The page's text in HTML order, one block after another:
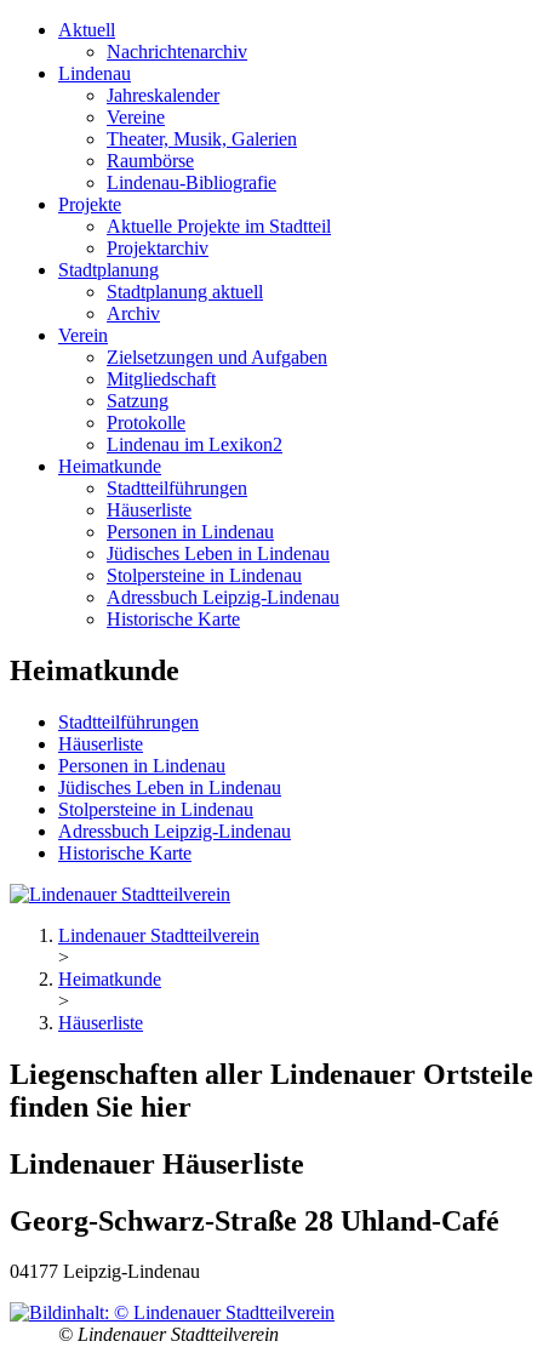
Aktuell
Nachrichtenarchiv
Lindenau
Jahreskalender
Vereine
Theater, Musik, Galerien
Raumbörse
Lindenau-Bibliografie
Projekte
Aktuelle Projekte im Stadtteil
Projektarchiv
Stadtplanung
Stadtplanung aktuell
Archiv
Verein
Zielsetzungen und Aufgaben
Mitgliedschaft
Satzung
Protokolle
Lindenau im Lexikon2
Heimatkunde
Stadtteilführungen
Häuserliste
Personen in Lindenau
Jüdisches Leben in Lindenau
Stolpersteine in Lindenau
Adressbuch Leipzig-Lindenau
Historische Karte
Heimatkunde
Stadtteilführungen
Häuserliste
Personen in Lindenau
Jüdisches Leben in Lindenau
Stolpersteine in Lindenau
Adressbuch Leipzig-Lindenau
Historische Karte
Lindenauer Stadtteilverein
>
Heimatkunde
>
Häuserliste
Liegenschaften aller Lindenauer Ortsteile
finden Sie hier
Lindenauer Häuserliste
Georg-Schwarz-Straße 28 Uhland-Café
04177 Leipzig-Lindenau
© Lindenauer Stadtteilverein